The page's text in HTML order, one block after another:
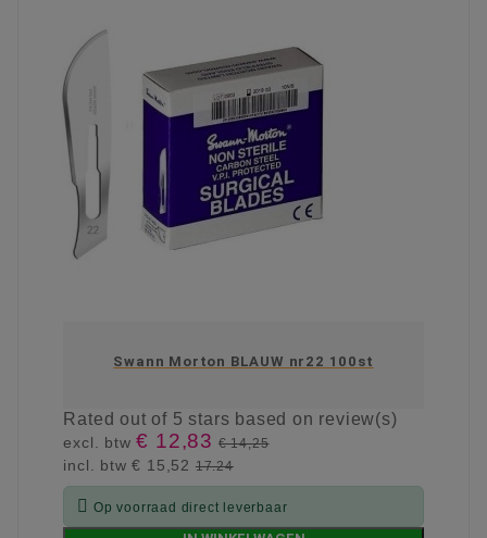
Swann Morton BLAUW nr22 100st
Ratedout of 5 stars based on review(s)
excl. btw€ 12,83 € 14,25
incl. btw€ 15,52 17.24
 Op voorraad direct leverbaar